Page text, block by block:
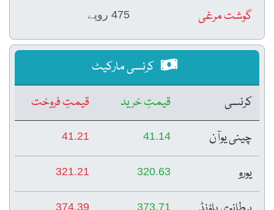
گوشت مرغی 475 روپے
کرنسی مارکیٹ
کرنسی
قیمتِ خرید
قیمتِ فروخت
چینی یوآن
41.14
41.21
یورو 320.63
321.21
373.71
374.39